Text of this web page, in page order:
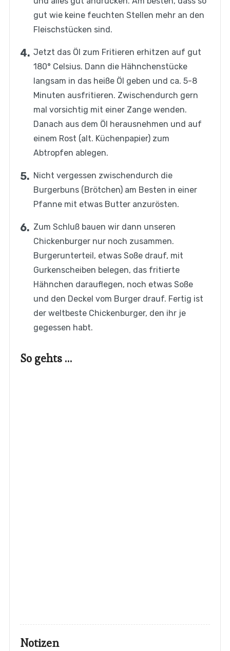
gut wie keine feuchten Stellen mehr an den
Fleischstücken sind.
Jetzt das Öl zum Fritieren erhitzen auf gut
180° Celsius. Dann die Hähnchenstücke
langsam in das heiße Öl geben und ca. 5-8
Minuten ausfritieren. Zwischendurch gern
mal vorsichtig mit einer Zange wenden.
Danach aus dem Öl herausnehmen und auf
einem Rost (alt. Küchenpapier) zum
Abtropfen ablegen.
Nicht vergessen zwischendurch die
Burgerbuns (Brötchen) am Besten in einer
Pfanne mit etwas Butter anzurösten.
Zum Schluß bauen wir dann unseren
Chickenburger nur noch zusammen.
Burgerunterteil, etwas Soße drauf, mit
Gurkenscheiben belegen, das fritierte
Hähnchen darauflegen, noch etwas Soße
und den Deckel vom Burger drauf. Fertig ist
der weltbeste Chickenburger, den ihr je
gegessen habt.
So gehts …
Notizen